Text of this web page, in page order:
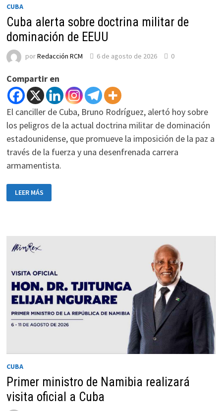
CUBA
Cuba alerta sobre doctrina militar de
dominación de EEUU
porRedacción RCM 6 de agosto de 2026 0
Compartir en
El canciller de Cuba, Bruno Rodríguez, alertó hoy sobre
los peligros de la actual doctrina militar de dominación
estadounidense, que promueve la imposición de la paz a
través de la fuerza y una desenfrenada carrera
armamentista.
CUBA
ALERTA
SOBRE
DE
EEUU
LEER MÁS
CUBA
Primer ministro de Namibia realizará
visita oficial a Cuba